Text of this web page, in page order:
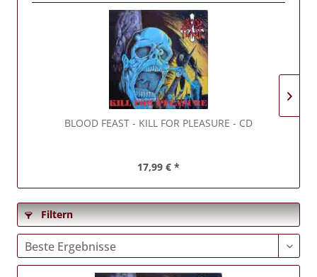
BLOOD FEAST - KILL FOR PLEASURE - CD
17,99 € *
Filtern